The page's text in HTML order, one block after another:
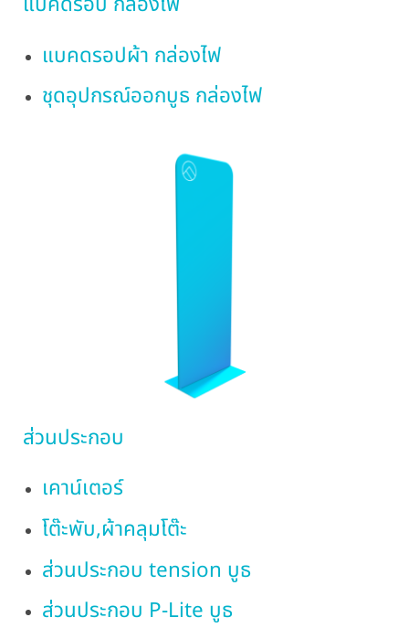
แบคดรอปผ้า กล่องไฟ
ชุดอุปกรณ์ออกบูธ กล่องไฟ
ส่วนประกอบ
เคาน์เตอร์
โต๊ะพับ,ผ้าคลุมโต๊ะ
ส่วนประกอบ tension บูธ
ส่วนประกอบ P-Lite บูธ